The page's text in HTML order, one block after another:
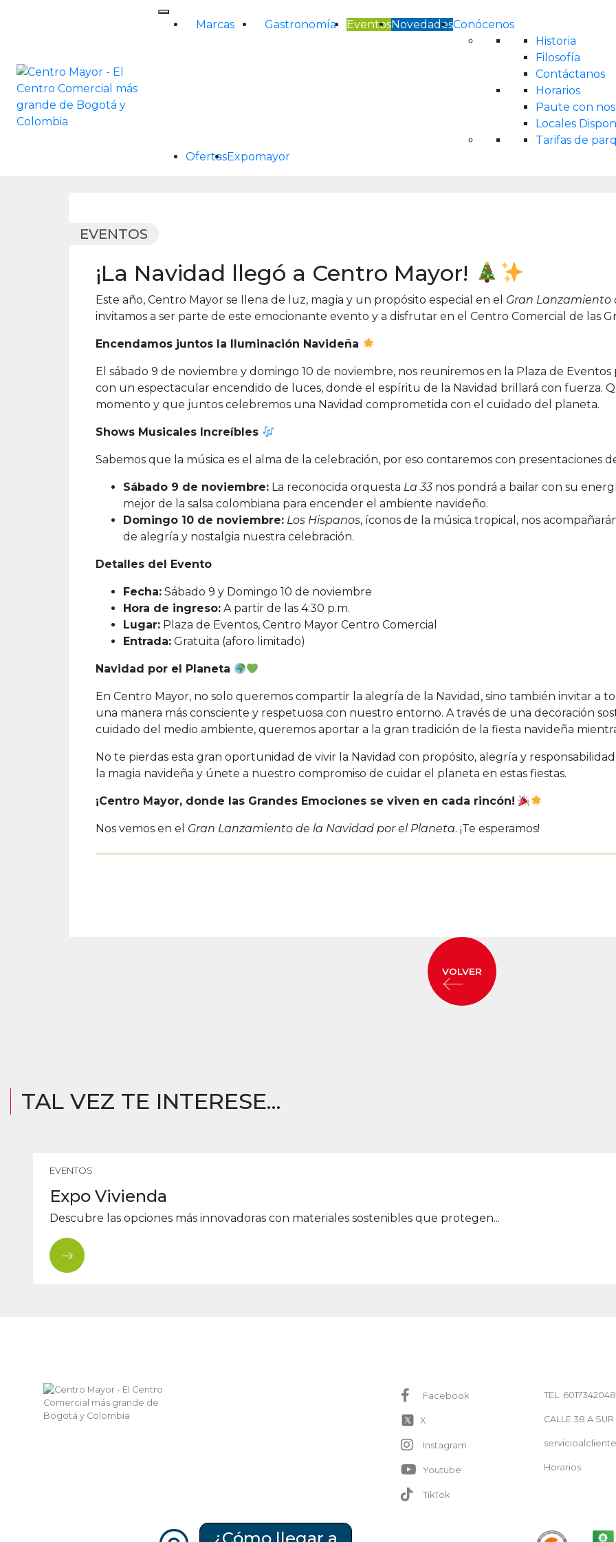
Marcas Gastronomía EventosNovedadesConócenos
Historia
Filosofía
Contáctanos
Horarios
Paute con
Locales
Tarifas de
OfertasExpomayor
EVENTOS
¡La Navidad llegó a Centro Mayor!
Este año, Centro Mayor se llena de luz, magia y un propósito especial en el Gran Lanzamiento
invitamos a ser parte de este emocionante evento y a disfrutar en el Centro Comercial de las
Encendamos juntos la Iluminación Navideña
El sábado 9 de noviembre y domingo 10 de noviembre, nos reuniremos en la Plaza de
con un espectacular encendido de luces, donde el espíritu de la Navidad brillará con fuerza.
momento y que juntos celebremos una Navidad comprometida con el cuidado del planeta.
Shows Musicales Increíbles
Sabemos que la música es el alma de la celebración, por eso contaremos con presentaciones
Sábado 9 de noviembre: La reconocida orquesta La 33nos pondrá a bailar con su
mejor de la salsa colombiana para encender el ambiente navideño.
Domingo 10 de noviembre: Los Hispanos, íconos de la música tropical, nos
de alegría y nostalgia nuestra celebración.
Detalles del Evento
Fecha: Sábado 9 y Domingo 10 de noviembre
Hora de ingreso: A partir de las 4:30 p.m.
Lugar: Plaza de Eventos, Centro Mayor Centro Comercial
Entrada: Gratuita (aforo limitado)
Navidad por el Planeta
En Centro Mayor, no solo queremos compartir la alegría de la Navidad, sino también invitar a
una manera más consciente y respetuosa con nuestro entorno. A través de una decoración
cuidado del medio ambiente, queremos aportar a la gran tradición de la fiesta navideña
No te pierdas esta gran oportunidad de vivir la Navidad con propósito, alegría y
la magia navideña y únete a nuestro compromiso de cuidar el planeta en estas fiestas.
¡Centro Mayor, donde las Grandes Emociones se viven en cada rincón!
Nos vemos en el Gran Lanzamiento de la Navidad por el Planeta. ¡Te esperamos!
VOLVER
TAL VEZ TE INTERESE...
EVENTOS
Expo Vivienda
Descubre las opciones más innovadoras con materiales sostenibles que protegen...
Facebook
X
Instagram
Youtube
TikTok
TEL. 6017342048
CALLE 38 A
Horarios